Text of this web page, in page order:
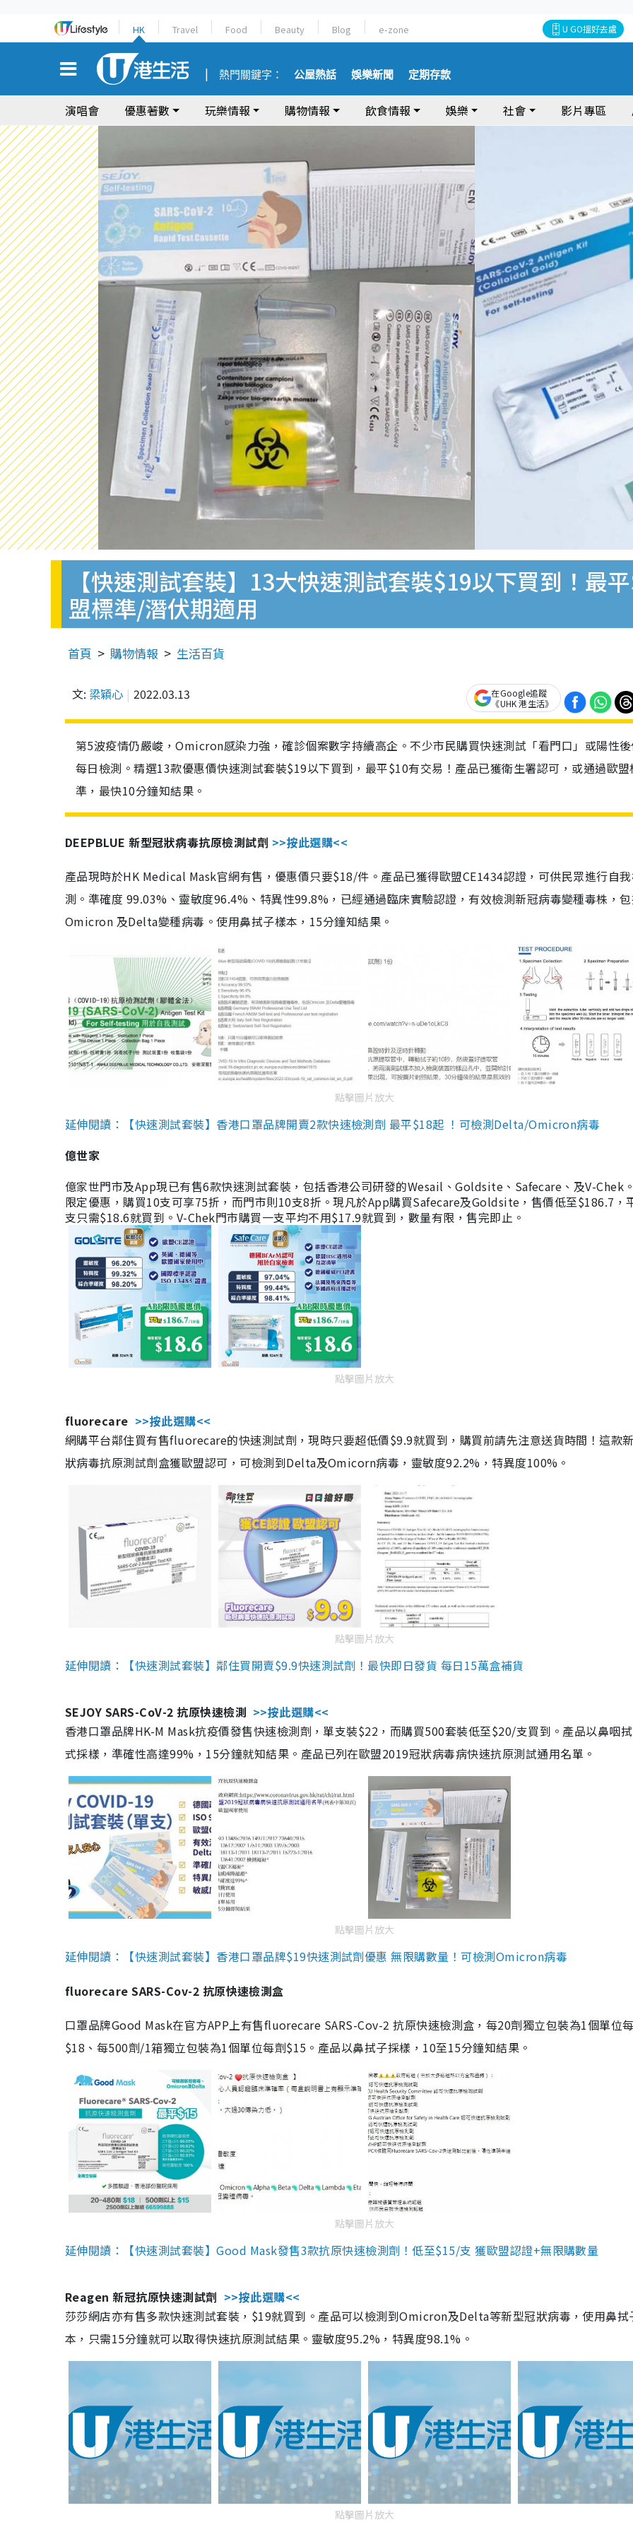
HK Travel Food Beauty Blog e-zone U GO搵好去處
熱門關鍵字： 公屋熱話 娛樂新聞 定期存款
演唱會 優惠著數 玩樂情報 購物情報 飲食情報 娛樂 社會 影片專區
【快速測試套裝】13大快速測試套裝$19以下買到！最
盟標準/潛伏期適用
首頁 購物情報 生活百貨
文: 梁穎心 2022.03.13
在Google追蹤
《UHK 港生活》
第5波疫情仍嚴峻，Omicron感染力強，確診個案數字持續高企。不少市民購買快速測試「看門口」或陽性
每日檢測。精選13款優惠價快速測試套裝$19以下買到，最平$10有交易！產品已獲衛生署認可，或通過歐盟
準，最快10分鐘知結果。
DEEPBLUE 新型冠狀病毒抗原檢測試劑 >>按此選購<<
產品現時於HK Medical Mask官網有售，優惠價只要$18/件。產品已獲得歐盟CE1434認證，可供民眾進行自
測。準確度 99.03%、靈敏度96.4%、特異性99.8%，已經通過臨床實驗認證，有效檢測新冠病毒變種毒株，
Omicron 及Delta變種病毒。使用鼻拭子樣本，15分鐘知結果。
點擊圖片放大
延伸閱讀：【快速測試套裝】香港口罩品牌開賣2款快速檢測劑 最平$18起 ！可檢測Delta/Omicron病毒
億世家
億家世門市及App現已有售6款快速測試套裝，包括香港公司研發的Wesail、Goldsite、Safecare、及V-Chek
限定優惠，購買10支可享75折，而門市則10支8折。現凡於App購買Safecare及Goldsite，售價低至$186.7，
支只需$18.6就買到。V-Chek門市購買一支平均不用$17.9就買到，數量有限，售完即止。
點擊圖片放大
fluorecare >>按此選購<<
網購平台鄰住買有售fluorecare的快速測試劑，現時只要超低價$9.9就買到，購買前請先注意送貨時間！這款
狀病毒抗原測試劑盒獲歐盟認可，可檢測到Delta及Omicorn病毒，靈敏度92.2%，特異度100%。
點擊圖片放大
延伸閱讀：【快速測試套裝】鄰住買開賣$9.9快速測試劑！最快即日發貨 每日15萬盒補貨
SEJOY SARS-CoV-2 抗原快速檢測 >>按此選購<<
香港口罩品牌HK-M Mask抗疫價發售快速檢測劑，單支裝$22，而購買500套裝低至$20/支買到。產品以鼻咽
式採樣，準確性高達99%，15分鐘就知結果。產品已列在歐盟2019冠狀病毒病快速抗原測試通用名單。
點擊圖片放大
延伸閱讀：【快速測試套裝】香港口罩品牌$19快速測試劑優惠 無限購數量！可檢測Omicron病毒
fluorecare SARS-Cov-2 抗原快速檢測盒
口罩品牌Good Mask在官方APP上有售fluorecare SARS-Cov-2 抗原快速檢測盒，每20劑獨立包裝為1個單位
$18、每500劑/1箱獨立包裝為1個單位每劑$15。產品以鼻拭子採樣，10至15分鐘知結果。
點擊圖片放大
延伸閱讀：【快速測試套裝】Good Mask發售3款抗原快速檢測劑！低至$15/支 獲歐盟認證+無限購數量
Reagen 新冠抗原快速測試劑 >>按此選購<<
莎莎網店亦有售多款快速測試套裝，$19就買到。產品可以檢測到Omicron及Delta等新型冠狀病毒，使用鼻拭
本，只需15分鐘就可以取得快速抗原測試結果。靈敏度95.2%，特異度98.1%。
點擊圖片放大